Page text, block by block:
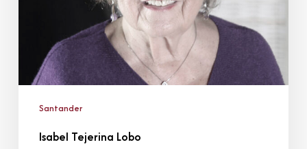
Santander
Isabel Tejerina Lobo